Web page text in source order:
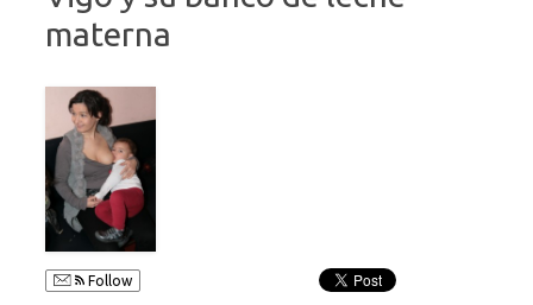
materna
Follow